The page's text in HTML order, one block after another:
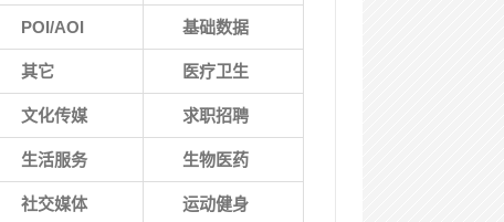
POI/AOI 基础数据
其它 医疗卫生
文化传媒 求职招聘
生活服务 生物医药
社交媒体 运动健身